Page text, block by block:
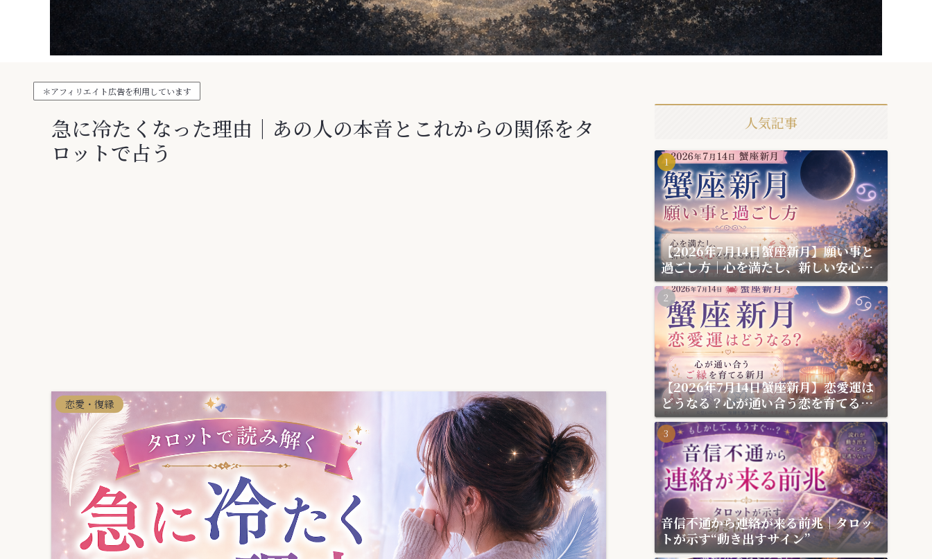
＊アフィリエイト広告を利用しています
急に冷たくなった理由｜あの人の本音とこれからの関係をタ
ロットで占う
恋愛・復縁
人気記事
【2026年7月14日蟹座新月】願い事と
過ごし方｜心を満たし、新しい安心を
育てる新月
【2026年7月14日蟹座新月】恋愛運は
どうなる？心が通い合う恋を育てる新
月
音信不通から連絡が来る前兆｜タロッ
トが示す“動き出すサイン”